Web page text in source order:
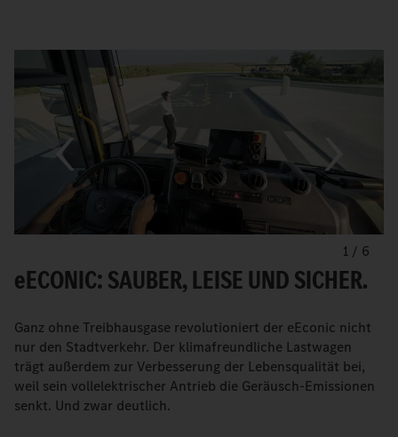
1 / 6
eECONIC: SAUBER, LEISE UND SICHER.
Ganz ohne Treibhausgase revolutioniert der eEconic nicht
nur den Stadtverkehr. Der klimafreundliche Lastwagen
trägt außerdem zur Verbesserung der Lebensqualität bei,
weil sein vollelektrischer Antrieb die Geräusch-Emissionen
senkt. Und zwar deutlich.